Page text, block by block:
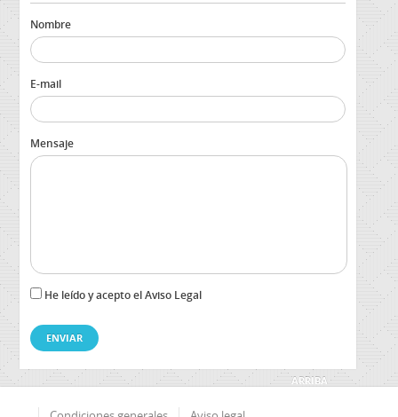
Nombre
E-mail
Mensaje
He leído y acepto el Aviso Legal
ARRIBA